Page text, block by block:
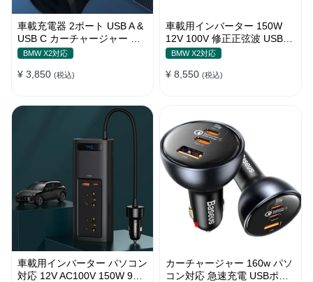
車載充電器 2ポート USB A &
USB C カーチャージャー 急
速充電USB [36W 12V-24V ]
BMW X2対応
¥ 3,850 (税込)
車載用インバーター 150W
12V 100V 修正正弦波 USBポ
ート2口 コンバーター 防災用
BMW X2対応
¥ 8,550 (税込)
車載用インバーター パソコン
対応 12V AC100V 150W 9重
カーチャージャー 160w パソ
コン対応 急速充電 USBポー